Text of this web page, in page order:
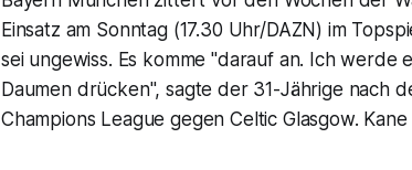
Einsatz am Sonntag (17.30 Uhr/DAZN) im
sei ungewiss. Es komme "darauf an. Ich werde
Daumen drücken", sagte der 31-Jährige nach
Champions League gegen Celtic Glasgow.